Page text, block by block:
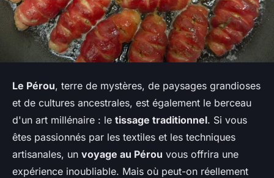
Le Pérou, terre de mystères, de paysages grandioses
et de cultures ancestrales, est également le berceau
d'un art millénaire : le tissage traditionnel. Si vous
êtes passionnés par les textiles et les techniques
artisanales, un voyage au Pérou vous offrira une
expérience inoubliable. Mais où peut-on réellement